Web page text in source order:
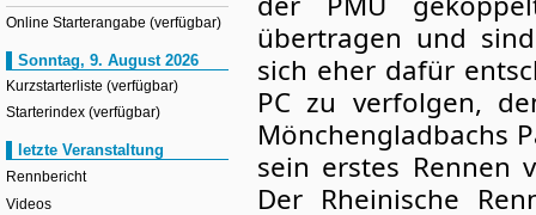
Online Starterangabe (verfügbar)
Sonntag, 9. August 2026
Kurzstarterliste (verfügbar)
Starterindex (verfügbar)
letzte Veranstaltung
Rennbericht
Videos
übertragen und
sich eher dafür
PC zu verfolgen,
Mönchengladbachs
sein erstes Rennen
Der Rheinische